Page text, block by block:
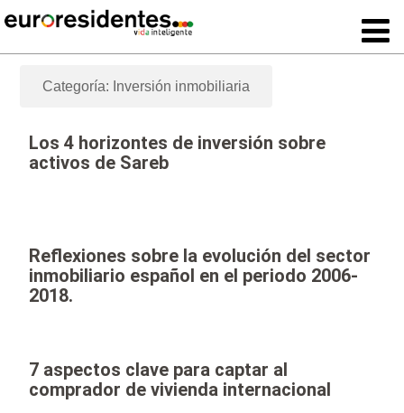
Categoría: Inversión inmobiliaria
Los 4 horizontes de inversión sobre
activos de Sareb
Reflexiones sobre la evolución del sector
inmobiliario español en el periodo 2006-
2018.
7 aspectos clave para captar al
comprador de vivienda internacional